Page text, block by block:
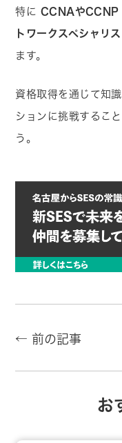
特に CCNAやCCNP
トワークスペシャリス
ます。
資格取得を通じて知
ションに挑戦するこ
う。
← 前の記事
お